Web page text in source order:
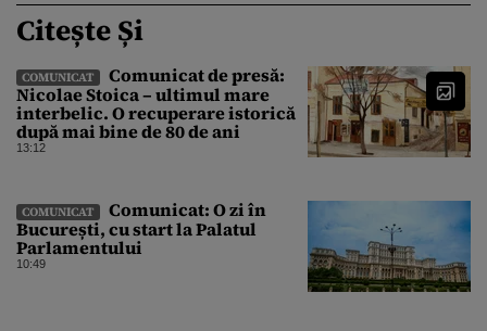
Citește Și
COMUNICAT
Comunicat de presă:
Nicolae Stoica – ultimul mare
interbelic. O recuperare istorică
după mai bine de 80 de ani
13:12
COMUNICAT
Comunicat: O zi în
București, cu start la Palatul
Parlamentului
10:49